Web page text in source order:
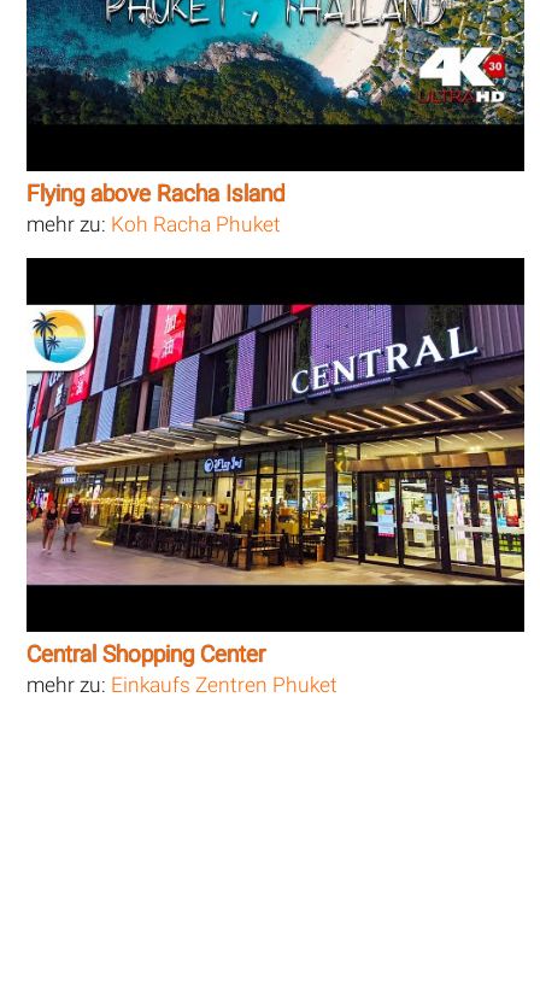
Flying above Racha Island
mehr zu: Koh Racha Phuket
Central Shopping Center
mehr zu: Einkaufs Zentren Phuket